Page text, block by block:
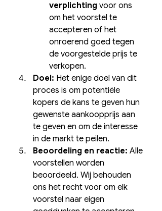
verplichting voor ons
om het voorstel te
accepteren of het
onroerend goed tegen
de voorgestelde prijs te
verkopen.
Doel: Het enige doel van dit
proces is om potentiële
kopers de kans te geven hun
gewenste aankoopprijs aan
te geven en om de interesse
in de markt te peilen.
Beoordeling en reactie: Alle
voorstellen worden
beoordeeld. Wij behouden
ons het recht voor om elk
voorstel naar eigen